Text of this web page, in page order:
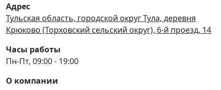
Адрес
Тульская область, городской округ Тула, деревня
Крюково (Торховский сельский округ), 6-й проезд, 14
Часы работы
Пн-Пт, 09:00 - 19:00
О компании